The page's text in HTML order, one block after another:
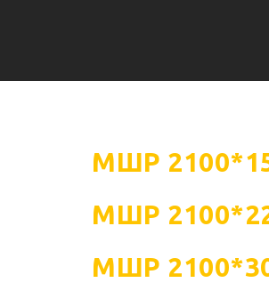
МШР
МШР
МШР